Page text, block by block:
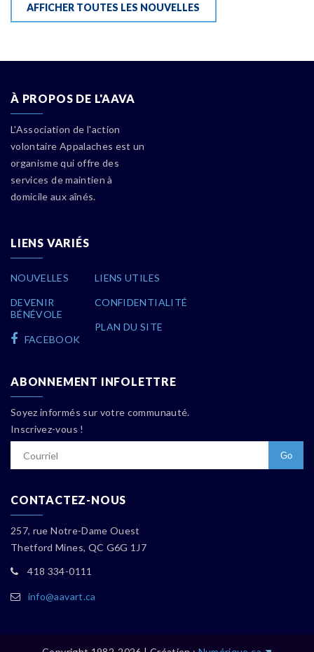
AFFICHER TOUTES LES NOUVELLES
À PROPOS DE L'AAVA
L'Association de l'action
volontaire Appalaches est un
organisme qui offre des
services de maintien à
domicile aux aînés.
LIENS VARIÉS
NOUVELLES
DEVENIR
BÉNÉVOLE
FACEBOOK
LIENS UTILES
CONFIDENTIALITÉ
PLAN DU SITE
ABONNEMENT INFOLETTRE
Soyez informés sur votre communauté.
Inscrivez-vous !
CONTACTEZ-NOUS
257, rue Notre-Dame Ouest
Thetford Mines, QC G6G 1J7
418 334-0111
info@aavart.ca